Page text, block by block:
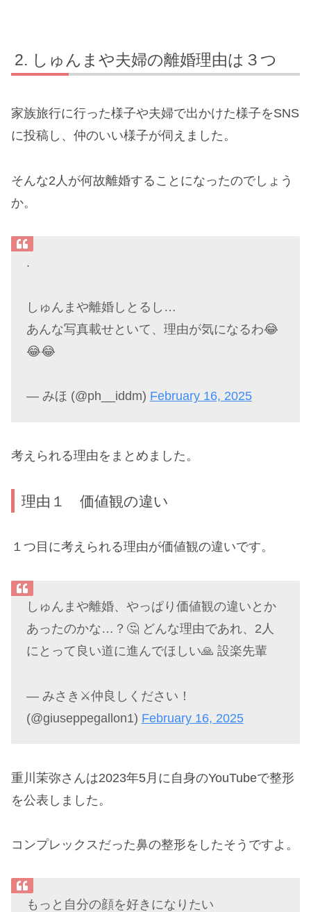
しゅんまや夫婦の離婚理由は３つ
家族旅行に行った様子や夫婦で出かけた様子をSNS
に投稿し、仲のいい様子が伺えました。
そんな2人が何故離婚することになったのでしょう
か。
.
しゅんまや離婚しとるし…
あんな写真載せといて、理由が気になるわ😂
😂😂
— みほ (@ph__iddm) February 16, 2025
考えられる理由をまとめました。
理由１ 価値観の違い
１つ目に考えられる理由が価値観の違いです。
しゅんまや離婚、やっぱり価値観の違いとか
あったのかな…？🤔 どんな理由であれ、2人
にとって良い道に進んでほしい🙏 設楽先輩
— みさき⚔️仲良しください！
(@giuseppegallon1) February 16, 2025
重川茉弥さんは2023年5月に自身のYouTubeで整形
を公表しました。
コンプレックスだった鼻の整形をしたそうですよ。
もっと自分の顔を好きになりたい